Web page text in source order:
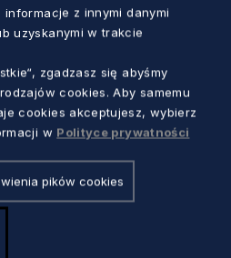
informacje z innymi danymi
uzyskanymi w trakcie
zgadzasz się abyśmy
cookies. Aby samemu
cookies akceptujesz, wybierz
w Polityce prywatności
pików cookies